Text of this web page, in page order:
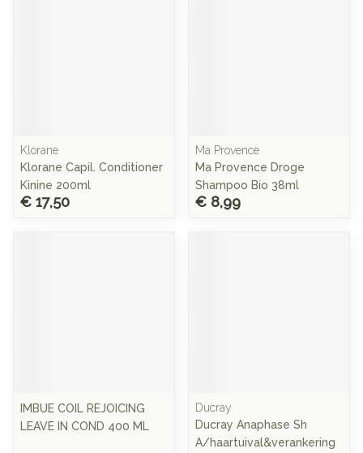
Klorane
Klorane Capil. Conditioner
Kinine 200ml
€ 17,50
Ma Provence
Ma Provence Droge
Shampoo Bio 38ml
€ 8,99
IMBUE COIL REJOICING
LEAVE IN COND 400 ML
Ducray
Ducray Anaphase Sh
A/haartuival&verankering